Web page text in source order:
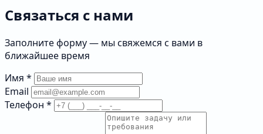
Связаться с нами
Заполните форму — мы свяжемся с вами в
ближайшее время
Имя *
Email
Телефон *